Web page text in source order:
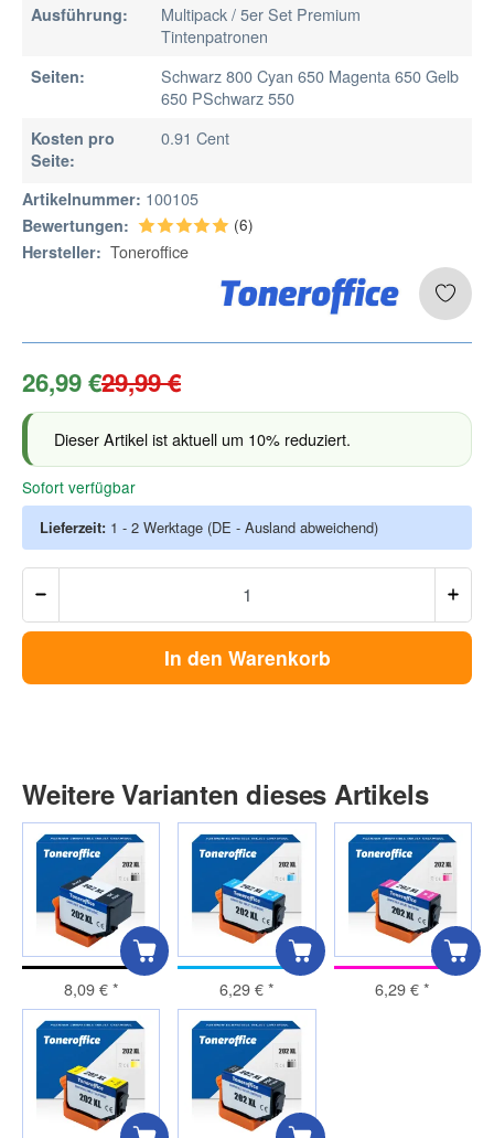
Ausführung:
Multipack / 5er Set Premium
Tintenpatronen
Seiten:
Schwarz 800 Cyan 650 Magenta 650 Gelb
650 PSchwarz 550
Kosten pro
Seite:
0.91 Cent
Artikelnummer: 100105
Bewertungen:
(6)
Hersteller: Toneroffice
26,99 €29,99 €
Dieser Artikel ist aktuell um 10% reduziert.
Sofort verfügbar
Lieferzeit: 1 - 2 Werktage (DE - Ausland abweichend)
In den Warenkorb
Weitere Varianten dieses Artikels
8,09 €* 6,29 €* 6,29 €*